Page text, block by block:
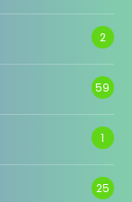
2
59
1
25